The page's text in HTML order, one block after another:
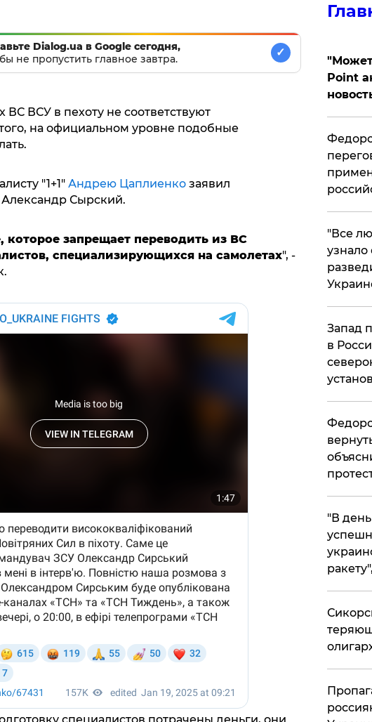
Dialog.ua в Google сегодня,
не пропустить главное завтра.
✓
ВСУ в пехоту не соответствуют
на официальном уровне подобные
"1+1" Андрею Цаплиенкозаявил
Сырский.
которое запрещает переводить из ВС
специализирующихся на самолетах", -
"Может
Point
​"Все
узнало
Запад
в
​"В